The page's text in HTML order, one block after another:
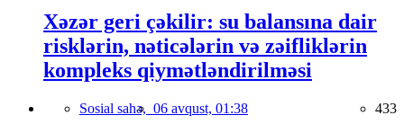
Xəzər geri çəkilir: su balansına dair
risklərin, nəticələrin və zəifliklərin
kompleks qiymətləndirilməsi
Sosial sahə, 06 avqust, 01:38 433